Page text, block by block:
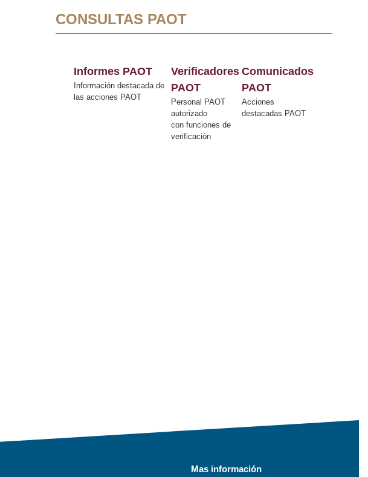
CONSULTAS PAOT
Informes PAOT
Información destacada de
las acciones PAOT
Verificadores
PAOT
Personal PAOT
autorizado
con funciones de
verificación
Comunicados
PAOT
Acciones
destacadas PAOT
Mas información